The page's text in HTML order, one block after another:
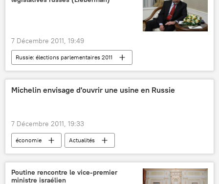
7 Décembre 2011, 19:49
Russie: élections parlementaires 2011
International
Actualités
Michelin envisage d'ouvrir une usine en Russie
7 Décembre 2011, 19:33
économie Actualités
Poutine rencontre le vice-premier
ministre israélien